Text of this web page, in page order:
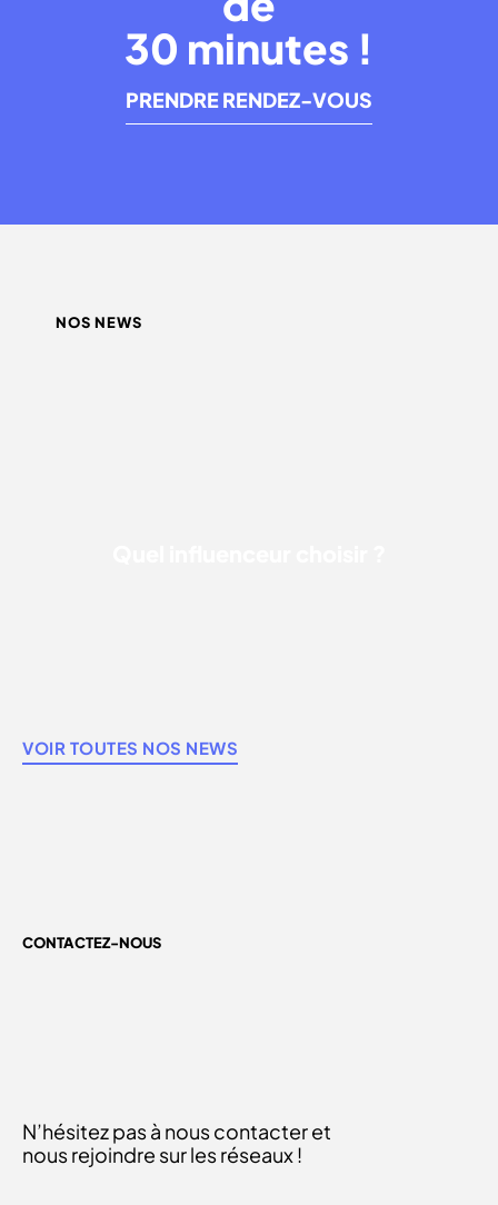
30 minutes !
PRENDRE RENDEZ-VOUS
NOS NEWS
VOIR TOUTES NOS NEWS
CONTACTEZ-NOUS
N’hésitez pas à nous contacter et
nous rejoindre sur les réseaux !